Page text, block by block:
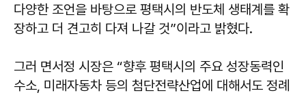
다양한 조언을 바탕으로 평택시의 반도체 생태계를 확
장하고 더 견고히 다져 나갈 것”이라고 밝혔다.
그러 면서정 시장은 “향후 평택시의 주요 성장동력인
수소, 미래자동차 등의 첨단전략산업에 대해서도 정례